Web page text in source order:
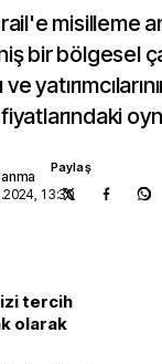
misilleme
bir bölgesel
13:30
Paylaş
tercih
olarak